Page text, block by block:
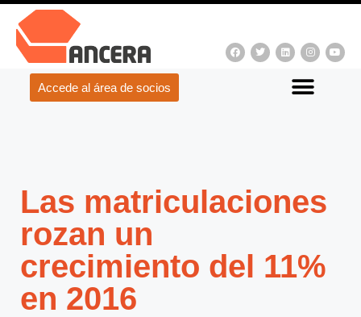
Accede al área de socios
Las matriculaciones
rozan un
crecimiento del 11%
en 2016